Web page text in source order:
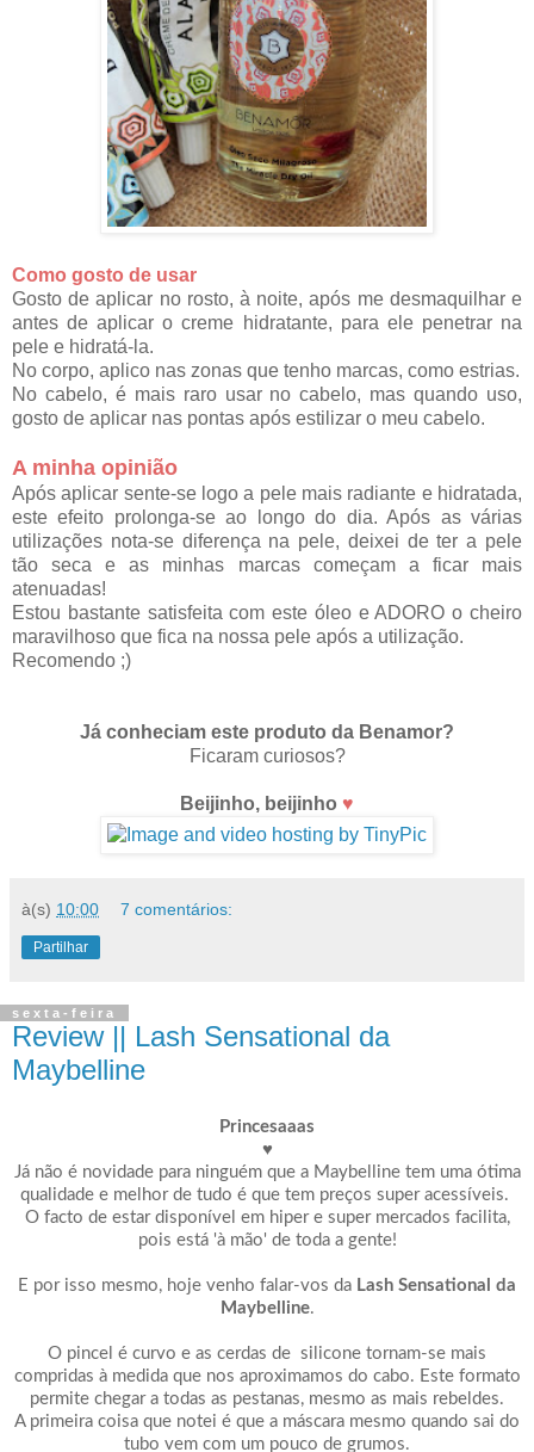
Como gosto de usar
Gosto de aplicar no rosto, à noite, após me desmaquilhar e
antes de aplicar o creme hidratante, para ele penetrar na
pele e hidratá-la.
No corpo, aplico nas zonas que tenho marcas, como estrias.
No cabelo, é mais raro usar no cabelo, mas quando uso,
gosto de aplicar nas pontas após estilizar o meu cabelo.
A minha opinião
Após aplicar sente-se logo a pele mais radiante e hidratada,
este efeito prolonga-se ao longo do dia. Após as várias
utilizações nota-se diferença na pele, deixei de ter a pele
tão seca e as minhas marcas começam a ficar mais
atenuadas!
Estou bastante satisfeita com este óleo e ADORO o cheiro
maravilhoso que fica na nossa pele após a utilização.
Recomendo ;)
Já conheciam este produto da Benamor?
Ficaram curiosos?
Beijinho, beijinho ♥
à(s) 10:00 7 comentários:
Partilhar
sexta-feira
Review || Lash Sensational da
Maybelline
Princesaaas
♥
Já não é novidade para ninguém que a Maybelline tem uma ótima
qualidade e melhor de tudo é que tem preços super acessíveis.
O facto de estar disponível em hiper e super mercados facilita,
pois está 'à mão' de toda a gente!
E por isso mesmo, hoje venho falar-vos da Lash Sensational da
Maybelline.
O pincel é curvo e as cerdas de silicone tornam-se mais
compridas à medida que nos aproximamos do cabo. Este formato
permite chegar a todas as pestanas, mesmo as mais rebeldes.
A primeira coisa que notei é que a máscara mesmo quando sai do
tubo vem com um pouco de grumos.